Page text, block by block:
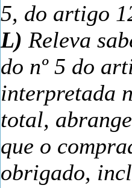
5, do artigo
L) Releva
do nº 5 do
interpretada
total,
que o
obrigado,